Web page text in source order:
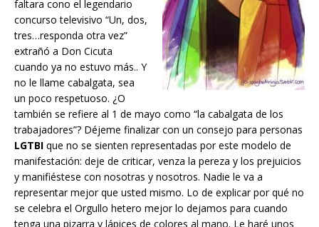
faltara cono el legendario
concurso televisivo “Un, dos,
tres…responda otra vez”
extrañó a Don Cicuta
cuando ya no estuvo más.. Y
no le llame cabalgata, sea
un poco respetuoso. ¿O
también se refiere al 1 de mayo como “la cabalgata de los
trabajadores”? Déjeme finalizar con un consejo para personas
LGTBI que no se sienten representadas por este modelo de
manifestación: deje de criticar, venza la pereza y los prejuicios
y manifiéstese con nosotras y nosotros. Nadie le va a
representar mejor que usted mismo. Lo de explicar por qué no
se celebra el Orgullo hetero mejor lo dejamos para cuando
tenga una pizarra y lápices de colores al mano. Le haré unos